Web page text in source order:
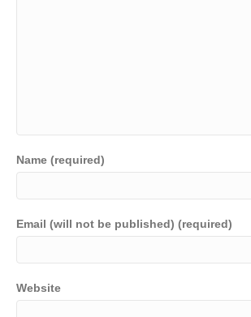
Name (required)
Email (will not be published) (required)
Website